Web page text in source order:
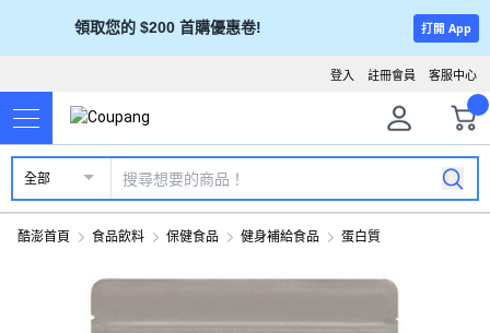
領取您的 $200 首購優惠卷! 打開 App
客服中心
註冊會員
登入
全部
酷澎首頁 食品飲料 保健食品 健身補給食品 蛋白質